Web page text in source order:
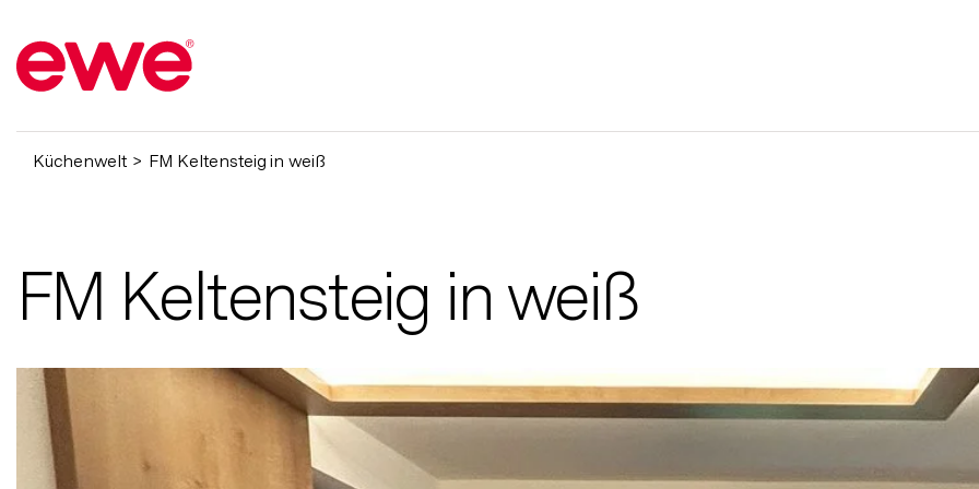
Küchenwelt FM Keltensteig in weiß
FM Keltensteig in weiß